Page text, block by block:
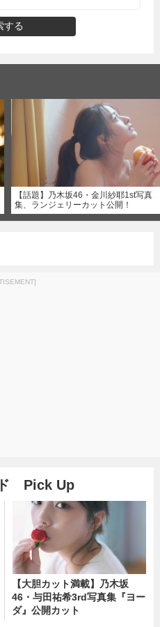
する
【話題】乃木坂46・金川紗耶1st写真
集、ランジェリーカット公開！
ド Pick Up
【大胆カット満載】乃木坂
46・与田祐希3rd写真集『ヨー
ダ』公開カット